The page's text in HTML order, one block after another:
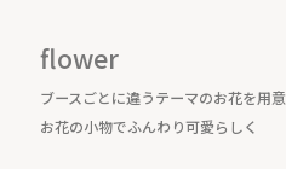
flower
ブースごとに違うテーマのお花を用意
お花の小物でふんわり可愛らしく